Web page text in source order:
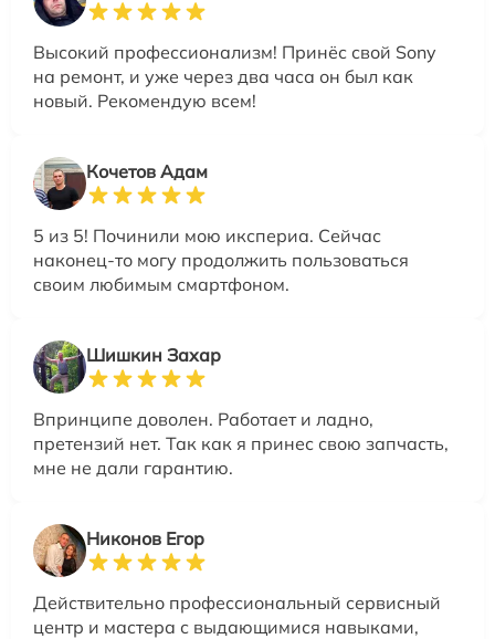
Высокий профессионализм! Принёс свой Sony
на ремонт, и уже через два часа он был как
новый. Рекомендую всем!
Кочетов Адам
5 из 5! Починили мою икспериа. Сейчас
наконец-то могу продолжить пользоваться
своим любимым смартфоном.
Шишкин Захар
Впринципе доволен. Работает и ладно,
претензий нет. Так как я принес свою запчасть,
мне не дали гарантию.
Никонов Егор
Действительно профессиональный сервисный
центр и мастера с выдающимися навыками,